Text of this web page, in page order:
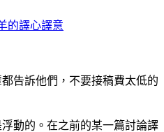
的譯心譯意
告訴他們，不要接稿費太低的
動的。在之前的某一篇討論譯